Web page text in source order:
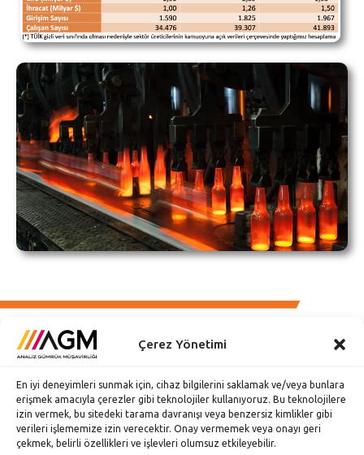
Çerez Yönetimi
En iyi deneyimleri sunmak için, cihaz bilgilerini saklamak ve/veya bunlara
erişmek amacıyla çerezler gibi teknolojiler kullanıyoruz. Bu teknolojilere
izin vermek, bu sitedeki tarama davranışı veya benzersiz kimlikler gibi
verileri işlememize izin verecektir. Onay vermemek veya onayı geri
çekmek, belirli özellikleri ve işlevleri olumsuz etkileyebilir.
Esentepe Mh. Büyükdere Cd. No: 126 Özsezen İş Merkezi
C Blok Kat: 3 34394 Şişli-İstanbul
0212 217 92 92 (pbx)